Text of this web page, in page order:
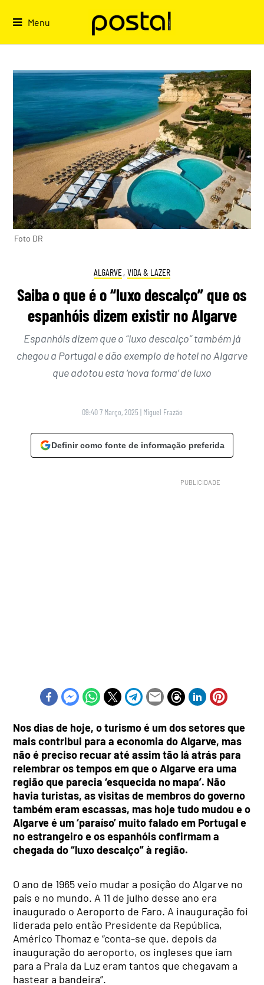
Menu
Foto DR
ALGARVE, VIDA & LAZER
Saiba o que é o “luxo descalço” que os
espanhóis dizem existir no Algarve
Espanhóis dizem que o “luxo descalço” também já
chegou a Portugal e dão exemplo de hotel no Algarve
que adotou esta ‘nova forma’ de luxo
09:40 7 Março, 2025 | Miguel Frazão
Definir como fonte de informação preferida
Nos dias de hoje, o turismo é um dos setores que
mais contribui para a economia do Algarve, mas
não é preciso recuar até assim tão lá atrás para
relembrar os tempos em que o Algarve era uma
região que parecia ‘esquecida no mapa’. Não
havia turistas, as visitas de membros do governo
também eram escassas, mas hoje tudo mudou e o
Algarve é um ‘paraíso’ muito falado em Portugal e
no estrangeiro e os espanhóis confirmam a
chegada do “luxo descalço” à região.
O ano de 1965 veio mudar a posição do Algarve no
país e no mundo. A 11 de julho desse ano era
inaugurado o Aeroporto de Faro. A inauguração foi
liderada pelo então Presidente da República,
Américo Thomaz e “conta-se que, depois da
inauguração do aeroporto, os ingleses que iam
para a Praia da Luz eram tantos que chegavam a
hastear a bandeira”.